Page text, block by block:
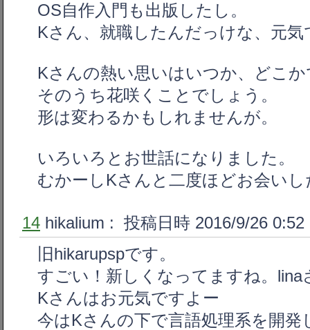
OS自作入門も出版したし。
Kさん、就職したんだっけな、元
Kさんの熱い思いはいつか、どこか
そのうち花咲くことでしょう。
形は変わるかもしれませんが。
いろいろとお世話になりました。
むかーしKさんと二度ほどお会い
14 hikalium : 投稿日時 2016/9/26 0:52
旧hikarupspです。
すごい！新しくなってますね。lina
Kさんはお元気ですよー
今はKさんの下で言語処理系を開発